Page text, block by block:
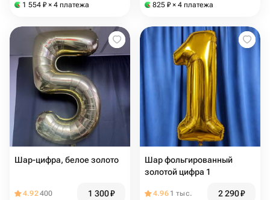
1 554 ₽ × 4 платежа 825 ₽ × 4 платежа
Шар-цифра, белое золото
4.92400 1 300₽
Шар фольгированный
золотой цифра 1
4.96 1 тыс. 2 290₽